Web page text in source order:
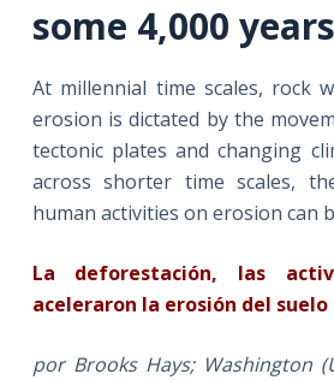
some 4,000
At millennial time scales, rock
erosion is dictated by the
tectonic plates and changing
across shorter time scales,
human activities on erosion can
La deforestación, las
aceleraron la erosión del suelo
por Brooks Hays; Washington